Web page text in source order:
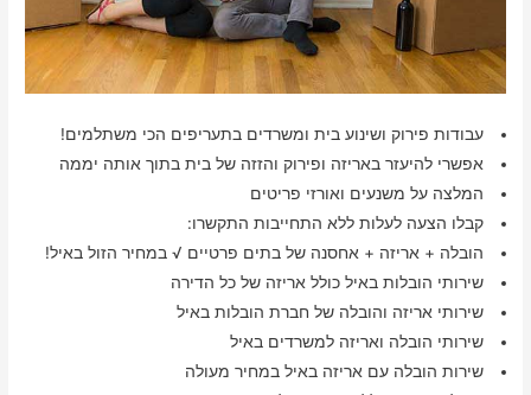
עבודות פירוק ושינוע בית ומשרדים בתעריפים הכי משתלמים!
אפשרי להיעזר באריזה ופירוק והזזה של בית בתוך אותה יממה
המלצה על משנעים ואורזי פריטים
קבלו הצעה לעלות ללא התחייבות התקשרו:
הובלה + אריזה + אחסנה של בתים פרטיים √ במחיר הזול באיל!
שירותי הובלות באיל כולל אריזה של כל הדירה
שירותי אריזה והובלה של חברת הובלות באיל
שירותי הובלה ואריזה למשרדים באיל
שירות הובלה עם אריזה באיל במחיר מעולה